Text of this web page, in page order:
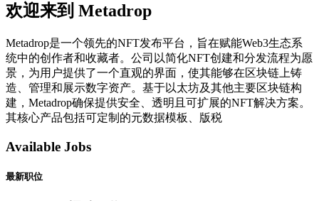
欢迎来到 Metadrop
Metadrop是一个领先的NFT发布平台，旨在赋能Web3生态系
统中的创作者和收藏者。公司以简化NFT创建和分发流程为愿
景，为用户提供了一个直观的界面，使其能够在区块链上铸
造、管理和展示数字资产。基于以太坊及其他主要区块链构
建，Metadrop确保提供安全、透明且可扩展的NFT解决方案。
其核心产品包括可定制的元数据模板、版税
Available Jobs
最新职位